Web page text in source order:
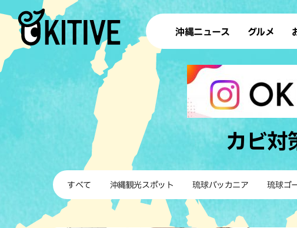
沖縄ニュース グルメ
ラーメン
テイクアウト
すし・魚料理
沖縄料理
ステーキ・焼肉
その他の肉料理
カビ対
すべて 沖縄観光スポット 琉球バッカニア 琉球ゴ